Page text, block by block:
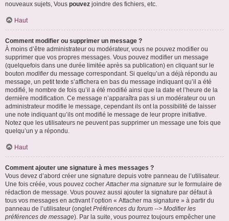
nouveaux sujets, Vous pouvez joindre des fichiers, etc.
Haut
Comment modifier ou supprimer un message ?
À moins d’être administrateur ou modérateur, vous ne pouvez modifier ou
supprimer que vos propres messages. Vous pouvez modifier un message
(quelquefois dans une durée limitée après sa publication) en cliquant sur le
bouton modifierdu message correspondant. Si quelqu’un a déjà répondu au
message, un petit texte s’affichera en bas du message indiquant qu’il a été
modifié, le nombre de fois qu’il a été modifié ainsi que la date et l’heure de la
dernière modification. Ce message n’apparaîtra pas si un modérateur ou un
administrateur modifie le message, cependant ils ont la possibilité de laisser
une note indiquant qu’ils ont modifié le message de leur propre initiative.
Notez que les utilisateurs ne peuvent pas supprimer un message une fois que
quelqu’un y a répondu.
Haut
Comment ajouter une signature à mes messages ?
Vous devez d’abord créer une signature depuis votre panneau de l’utilisateur.
Une fois créée, vous pouvez cocherAttacher ma signature sur le formulaire de
rédaction de message. Vous pouvez aussi ajouter la signature par défaut à
tous vos messages en activant l’option « Attacher ma signature » à partir du
panneau de l’utilisateur (ongletPréférences du forum --> Modifier les
préférences de message). Par la suite, vous pourrez toujours empêcher une